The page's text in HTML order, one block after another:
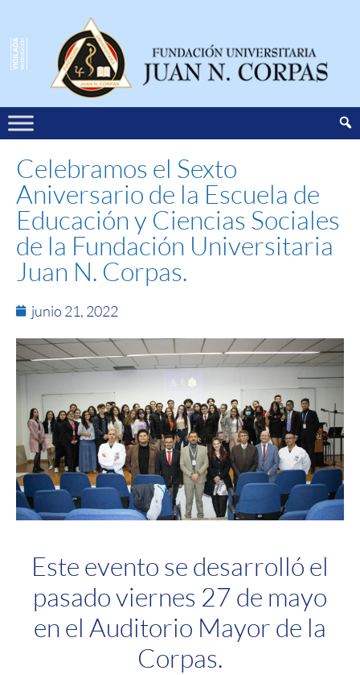
Celebramos el Sexto
Aniversario de la Escuela de
Educación y Ciencias Sociales
de la Fundación Universitaria
Juan N. Corpas.
junio 21, 2022
Este evento se desarrolló el
pasado viernes 27 de mayo
en el Auditorio Mayor de la
Corpas.